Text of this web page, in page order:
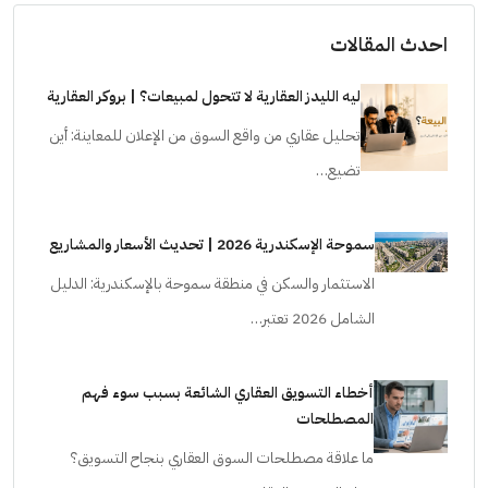
ليه الليدز العقارية لا تتحول لمبيعات؟ | بروكر العقارية
تحليل عقاري من واقع السوق من الإعلان للمعاينة: أين
سموحة الإسكندرية 2026 | تحديث الأسعار والمشاريع
الاستثمار والسكن في منطقة سموحة بالإسكندرية: الدليل
أخطاء التسويق العقاري الشائعة بسبب سوء فهم
المصطلحات